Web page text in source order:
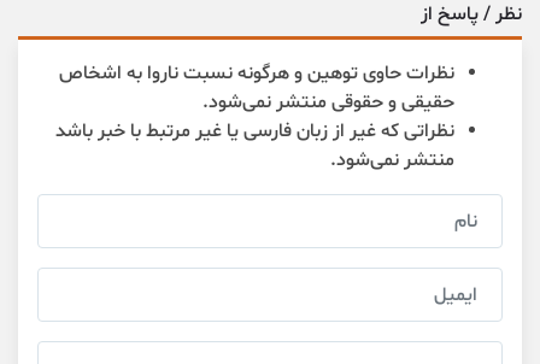
نظر / پاسخ از
نظرات حاوی توهین و هرگونه نسبت ناروا به اشخاص
حقیقی و حقوقی منتشر نمی‌شود.
نظراتی که غیر از زبان فارسی یا غیر مرتبط با خبر باشد
منتشر نمی‌شود.